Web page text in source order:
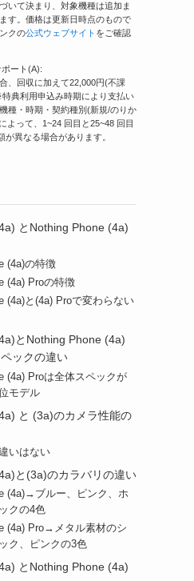
いて決まり、対象機種は追加ま
す。価格は更新日時点のもので
クの公式ウェブサイト をご確認
ート(A):
、回収に加えて22,000円(不課
典利用申込み時期により支払い
種・時期・契約種別(新規/のりか
よって、1~24 回目と25~48 回目
異なる場合があります。
とNothing Phone (4a)
(4a)の特徴
(4a) Proの特徴
(4a)と(4a) Proで変わらない
とNothing Phone (4a)
ックの違い
(4a) Proは全体スペックが
モデル
と (3a)のカメラ性能の
いはない
と(3a)のカラバリの違い
(4a)→ブルー、ピンク、ホ
クの4色
(4a) Pro→メタル素材のシ
ク、ピンクの3色
とNothing Phone (4a)